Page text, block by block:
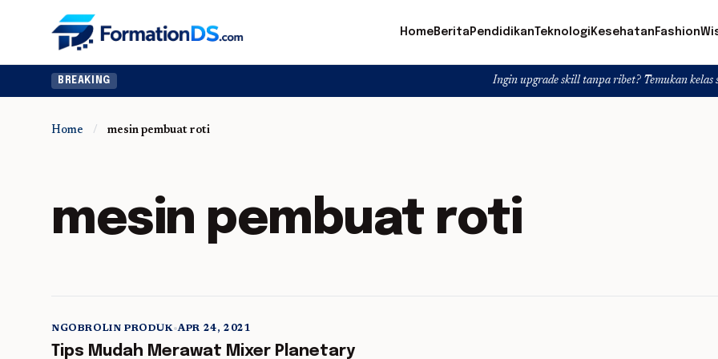
HomeBerita PendidikanTeknologi Kesehatan Fashion
BREAKING Ingin upgrade skill tanpa ribet? Temukan kelas seru dan
Home / mesin pembuat roti
mesin pembuat roti
5 min read
NGOBROLIN PRODUK•APR 24, 2021
Tips Mudah Merawat Mixer Planetary